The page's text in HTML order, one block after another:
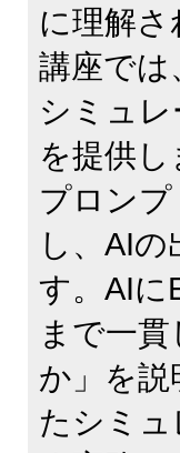
に理解
講座では
シミュ
を提供
プロン
し、AI
す。AIに
まで一
か」を
たシミ